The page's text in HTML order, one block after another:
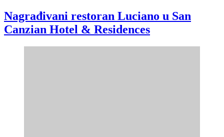
Nagrađivani restoran Luciano u San
Canzian Hotel & Residences